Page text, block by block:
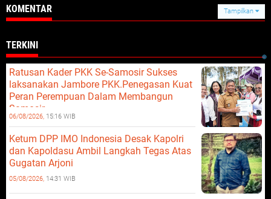
KOMENTAR Tampilkan
TERKINI
Ratusan Kader PKK Se-Samosir Sukses
laksanakan Jambore PKK.Penegasan Kuat
Peran Perempuan Dalam Membangun
Samosir.
06/08/2026, 15:16 WIB
Ketum DPP IMO Indonesia Desak Kapolri
dan Kapoldasu Ambil Langkah Tegas Atas
Gugatan Arjoni
05/08/2026, 14:31 WIB